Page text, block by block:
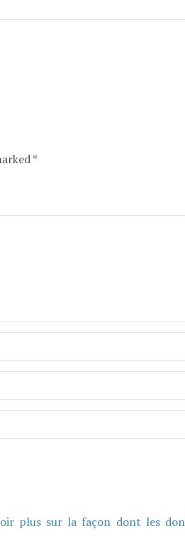
*
plus sur la façon dont les